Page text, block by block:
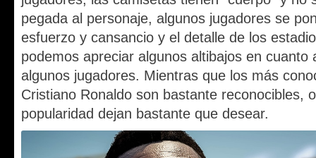
pegada al personaje, algunos jugadores se
esfuerzo y cansancio y el detalle de los
podemos apreciar algunos altibajos en cuanto
algunos jugadores. Mientras que los más
Cristiano Ronaldo son bastante reconocibles,
popularidad dejan bastante que desear.